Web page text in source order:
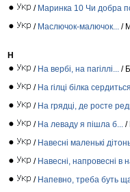
/ Маринка 10 Чи добра
/ Маслючок-малючок... /
Н
/ На вербі, на пагіллі... /
/ На гілці білка
/ На грядці, де росте
/ На леваду я пішла б... /
/ Навесні маленькі
/ Навесні, напровесні в
/ Напевно, треба буть